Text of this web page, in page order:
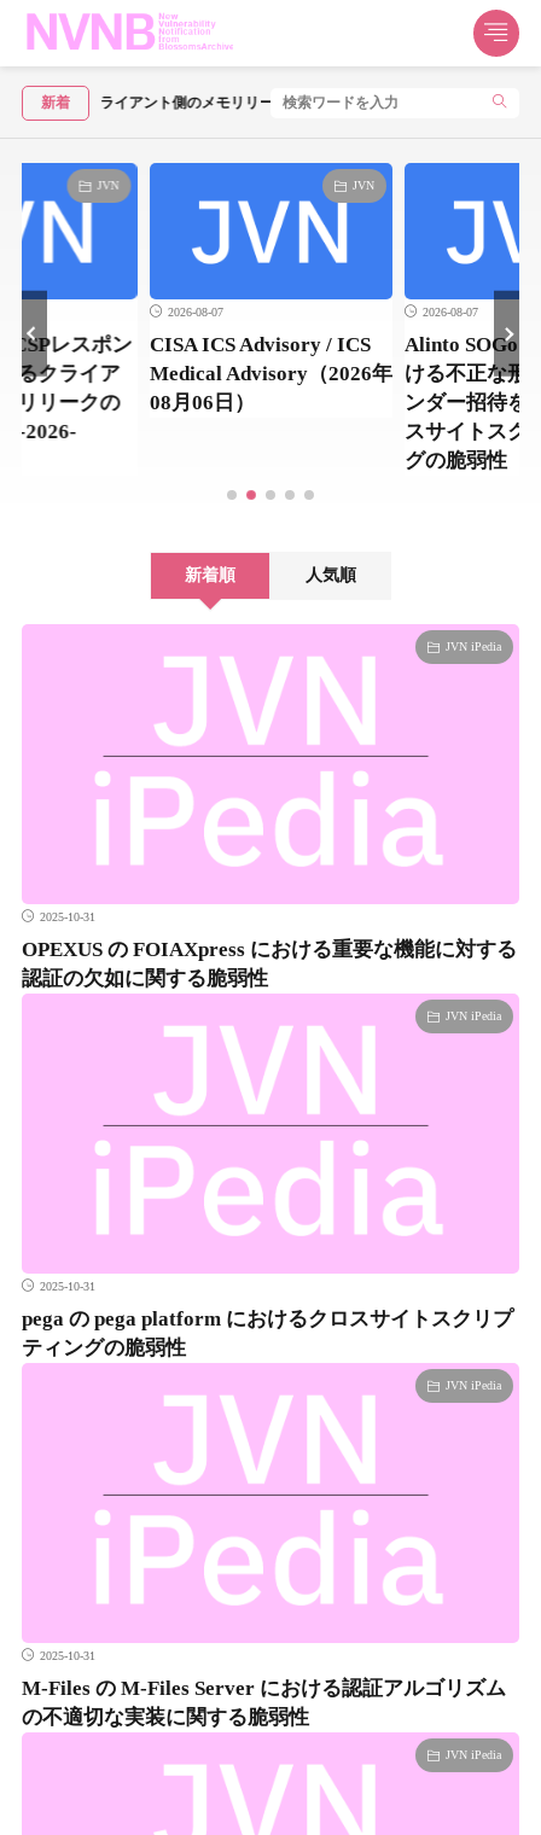
新着
おけるクライアント側のメモリリークの脆弱性（CVE-2026-54876）
JVN
レスポン
るクライア
リリークの
2026-
JVN
2026-08-07
CISA ICS Advisory / ICS
Medical Advisory（2026年
08月06日）
2026-08-07
Alinto SOGo
ける不正な形
ンダー招待を
スサイトスク
グの脆弱性
新着順 人気順
JVN iPedia
2025-10-31
OPEXUS の FOIAXpress における重要な機能に対する
認証の欠如に関する脆弱性
JVN iPedia
2025-10-31
pega の pega platform におけるクロスサイトスクリプ
ティングの脆弱性
JVN iPedia
2025-10-31
M-Files の M-Files Server における認証アルゴリズム
の不適切な実装に関する脆弱性
JVN iPedia